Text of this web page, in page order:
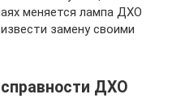
меняется лампа ДХО
замену своими
ДХО